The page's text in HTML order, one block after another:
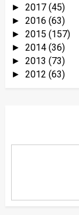
► 2017 (45)
► 2016 (63)
► 2015 (157)
► 2014 (36)
► 2013 (73)
► 2012 (63)